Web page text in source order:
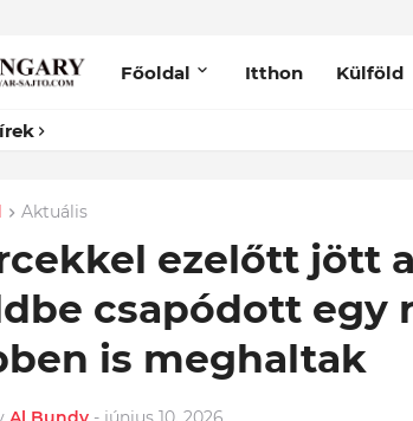
Főoldal Itthon Külföld
Aktuális
ezelőtt jött
csapódott egy
is meghaltak